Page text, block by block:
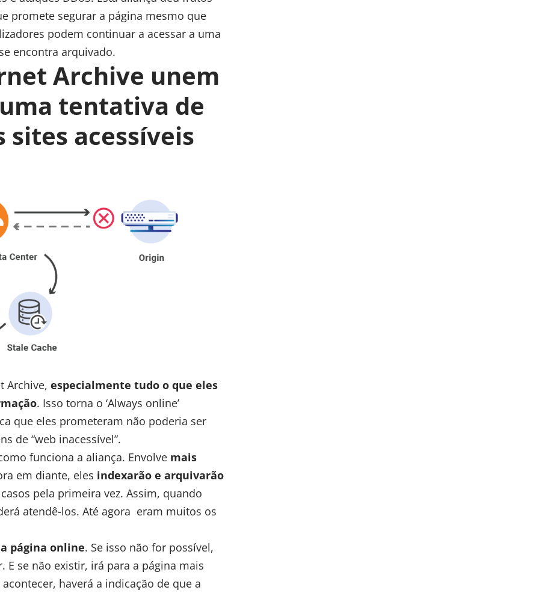
promete segurar a página mesmo que
podem continuar a acessar a uma
encontra arquivado.
Archive unem
tentativa de
acessíveis
Archive, especialmente tudo o que eles
. Isso torna o ‘Always online’
que eles prometeram não poderia ser
de “web inacessível”.
funciona a aliança. Envolve mais
em diante, eles indexarão e arquivarão
pela primeira vez. Assim, quando
atendê-los. Até agora eram muitos os
página online. Se isso não for possível,
. E se não existir, irá para a página mais
haverá a indicação de que a